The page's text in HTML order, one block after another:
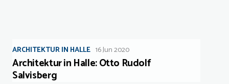
ARCHITEKTUR IN HALLE 16 Jun 2020
Architektur in Halle: Otto Rudolf
Salvisberg